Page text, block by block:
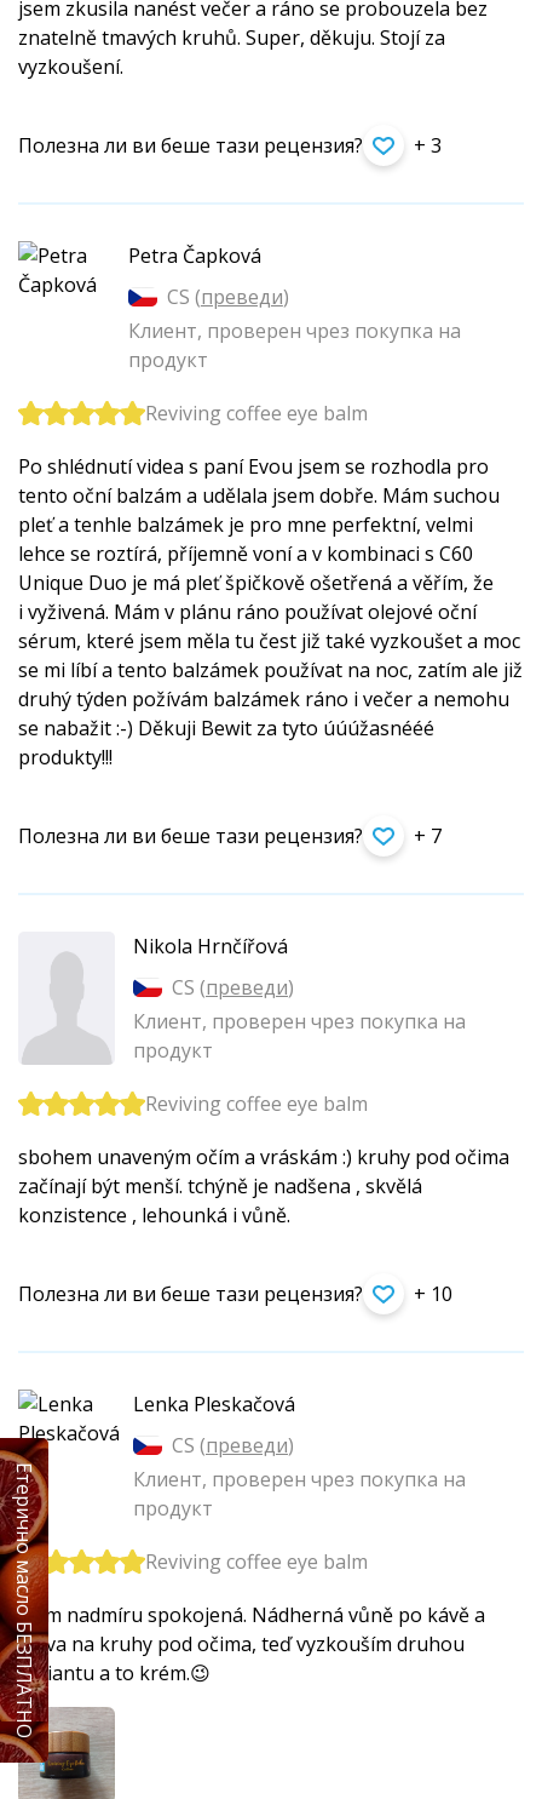
jsem zkusila nanést večer a ráno se probouzela bez
znatelně tmavých kruhů. Super, děkuju. Stojí za
vyzkoušení.
Полезна ли ви беше тази рецензия? + 3
Petra Čapková
CS (преведи)
Клиент, проверен чрез покупка на
продукт
Reviving coffee eye balm
Po shlédnutí videa s paní Evou jsem se rozhodla pro
tento oční balzám a udělala jsem dobře. Mám suchou
pleť a tenhle balzámek je pro mne perfektní, velmi
lehce se roztírá, příjemně voní a v kombinaci s C60
Unique Duo je má pleť špičkově ošetřená a věřím, že
i vyživená. Mám v plánu ráno používat olejové oční
sérum, které jsem měla tu čest již také vyzkoušet a moc
se mi líbí a tento balzámek používat na noc, zatím ale již
druhý týden požívám balzámek ráno i večer a nemohu
se nabažit :-) Děkuji Bewit za tyto úúúžasnééé
produkty!!!
Полезна ли ви беше тази рецензия? + 7
Nikola Hrnčířová
CS (преведи)
Клиент, проверен чрез покупка на
продукт
Reviving coffee eye balm
sbohem unaveným očím a vráskám :) kruhy pod očima
začínají být menší. tchýně je nadšena , skvělá
konzistence , lehounká i vůně.
Полезна ли ви беше тази рецензия? + 10
Lenka Pleskačová
CS (преведи)
Клиент, проверен чрез покупка на
продукт
Reviving coffee eye balm
Jsem nadmíru spokojená. Nádherná vůně po kávě a
úleva na kruhy pod očima, teď vyzkouším druhou
variantu a to krém.😉
Етерично масло БЕЗПЛАТНО